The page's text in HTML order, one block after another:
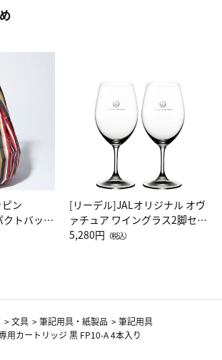
ン
トバッグ
LC）ス
[リーデル]JALオリジナル オヴ
ァチュア ワイングラス2脚セッ
ト（レッドワイン）
5,280円 （税込）
>文具 >筆記用具・紙製品 >筆記用具
用カートリッジ 黒 FP10-A 4本入り